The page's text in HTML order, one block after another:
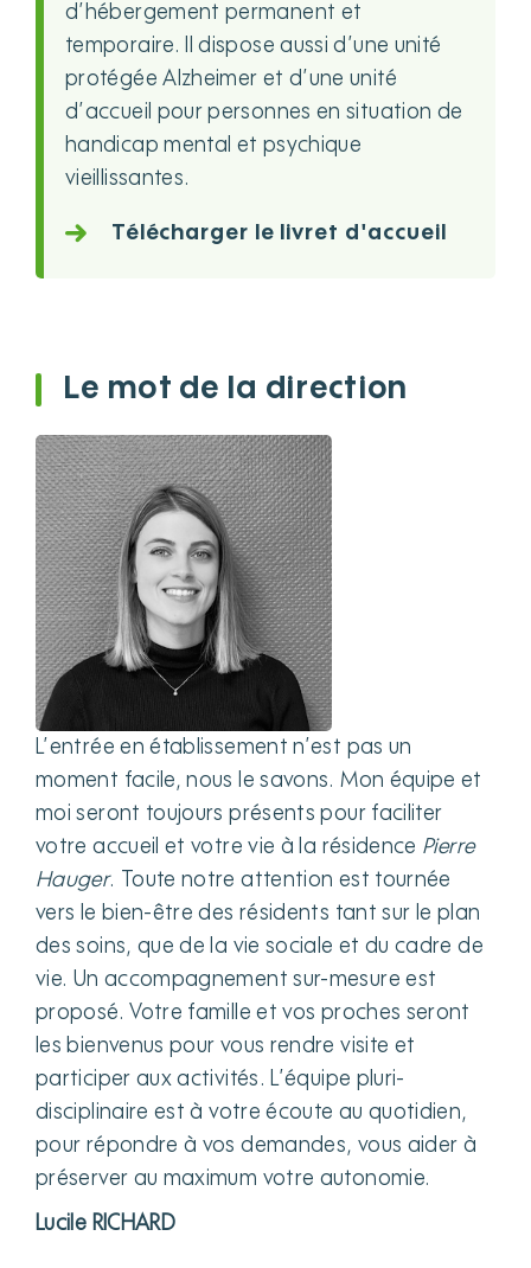
d’hébergement permanent et
temporaire. Il dispose aussi d’une unité
protégée Alzheimer et d’une unité
d’accueil pour personnes en situation de
handicap mental et psychique
vieillissantes.
Télécharger le livret d'accueil
Le mot de la direction
L’entrée en établissement n’est pas un
moment facile, nous le savons. Mon équipe et
moi seront toujours présents pour faciliter
votre accueil et votre vie à la résidence Pierre
Hauger. Toute notre attention est tournée
vers le bien-être des résidents tant sur le plan
des soins, que de la vie sociale et du cadre de
vie. Un accompagnement sur-mesure est
proposé. Votre famille et vos proches seront
les bienvenus pour vous rendre visite et
participer aux activités. L’équipe pluri-
disciplinaire est à votre écoute au quotidien,
pour répondre à vos demandes, vous aider à
préserver au maximum votre autonomie.
Lucile RICHARD